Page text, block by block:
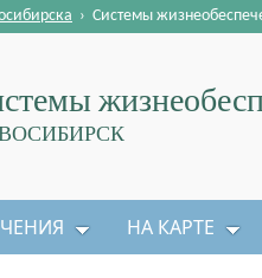
› Системы
НА КАРТЕ